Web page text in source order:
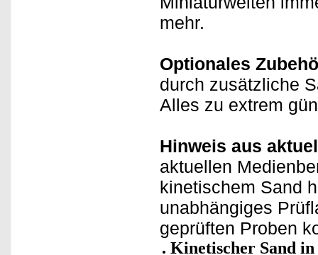
mehr.
Optionales
durch zusätzliche
Alles zu extrem
Hinweis aus
aktuellen
kinetischem Sand
unabhängiges
geprüften Proben
Kinetischer Sand